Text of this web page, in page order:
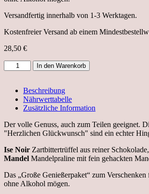
Versandfertig innerhalb von 1-3 Werktagen.
Kostenfreier Versand ab einem
28,50 €
Ise
"Herzlichen
Glückwunsch"
gemischt
Alkohol
Menge
In den Warenkorb
Beschreibung
Nährwerttabelle
Zusätzliche Information
Der volle Genuss, auch zum Teilen geeignet.
"Herzlichen Glückwunsch" sind ein echter
Ise Noir Zartbittertrüffel aus reiner Schokolade,
Mandel Mandelpraline mit fein gehackten
Das „Große Genießerpaket“ zum
ohne Alkohol mögen.